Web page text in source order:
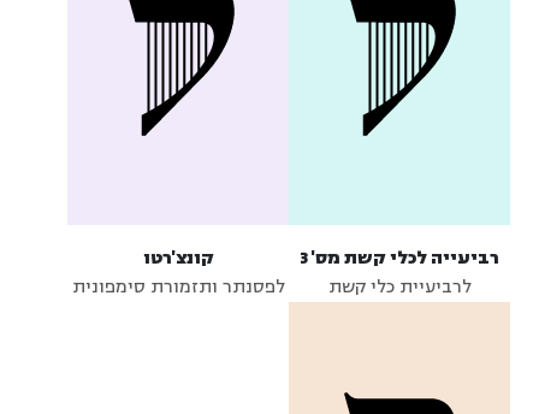
רביעייה לכלי קשת מס' 3
לרביעיית כלי קשת
קונצ'רטו
לפסנתר ותזמורת סימפונית